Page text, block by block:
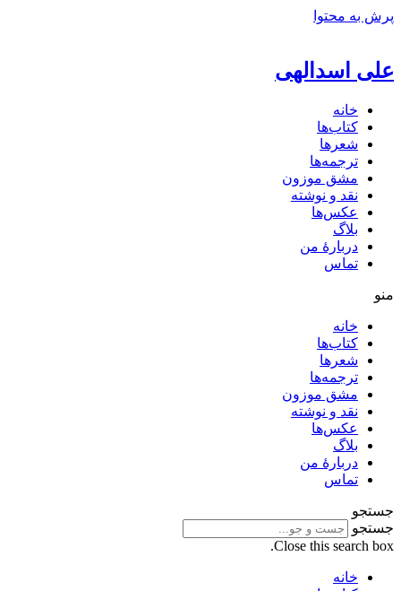
پرش به محتوا
علی اسدالهی
خانه
کتاب‌ها
شعرها
ترجمه‌ها
مشق موزون
نقد و نوشته
عکس‌ها
بلاگ
دربارهٔ من
تماس
منو
خانه
کتاب‌ها
شعرها
ترجمه‌ها
مشق موزون
نقد و نوشته
عکس‌ها
بلاگ
دربارهٔ من
تماس
جستجو
جستجو
Close this search box.
خانه